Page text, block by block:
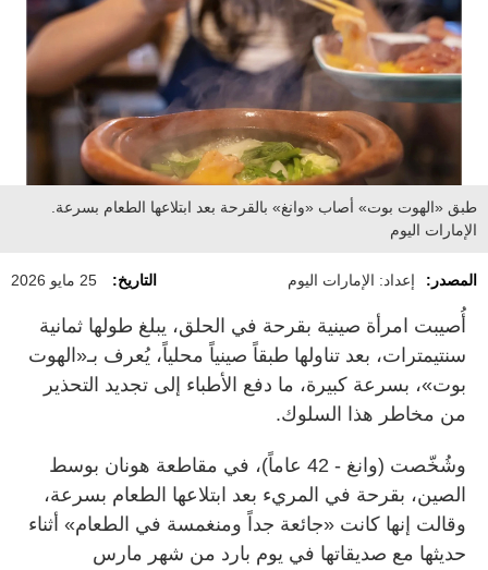
طبق «الهوت بوت» أصاب «وانغ» بالقرحة بعد ابتلاعها الطعام بسرعة.
الإمارات اليوم
المصدر: إعداد: الإمارات اليوم التاريخ: 25 مايو 2026
أُصيبت امرأة صينية بقرحة في الحلق، يبلغ طولها ثمانية
سنتيمترات، بعد تناولها طبقاً صينياً محلياً، يُعرف بـ«الهوت
بوت»، بسرعة كبيرة، ما دفع الأطباء إلى تجديد التحذير
من مخاطر هذا السلوك.
وشُخّصت (وانغ - 42 عاماً)، في مقاطعة هونان بوسط
الصين، بقرحة في المريء بعد ابتلاعها الطعام بسرعة،
وقالت إنها كانت «جائعة جداً ومنغمسة في الطعام» أثناء
حديثها مع صديقاتها في يوم بارد من شهر مارس